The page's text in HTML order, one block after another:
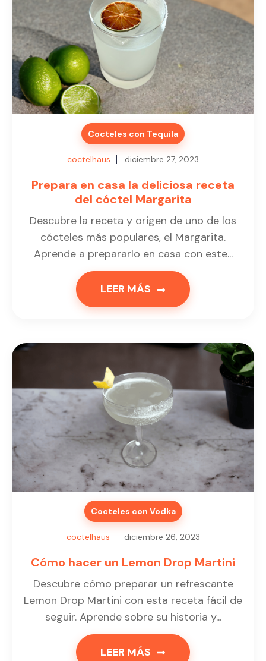
Cocteles con Tequila
coctelhaus diciembre 27, 2023
Prepara en casa la deliciosa receta
del cóctel Margarita
Descubre la receta y origen de uno de los
cócteles más populares, el Margarita.
Aprende a prepararlo en casa con este...
LEER MÁS
Cocteles con Vodka
coctelhaus diciembre 26, 2023
Cómo hacer un Lemon Drop Martini
Descubre cómo preparar un refrescante
Lemon Drop Martini con esta receta fácil de
seguir. Aprende sobre su historia y...
LEER MÁS